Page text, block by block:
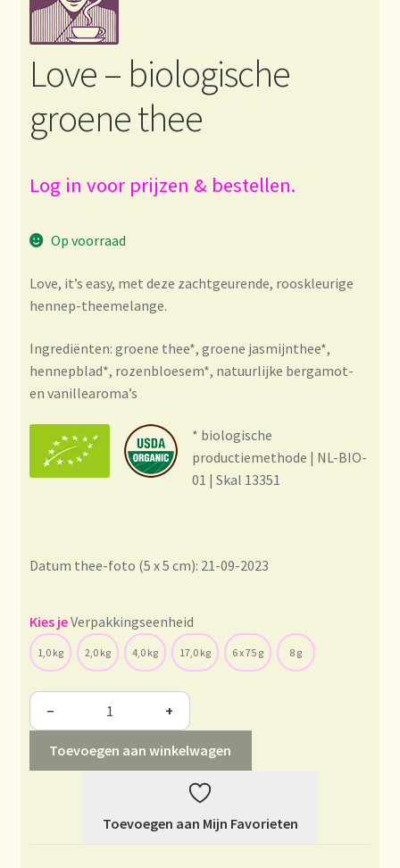
Bezahlung und Rabatte
Bienvenue dans notre commerce de gros de thé !
Bio-Zertifikate
Certificats biologiques
Commande et délai de livraison
Conditions générales
Contacto
Current price list
Déclaration de confidentialité
Love – biologische
groene thee
Log in voor prijzen & bestellen.
Op voorraad
Love, it’s easy, met deze zachtgeurende, rooskleurige
hennep-theemelange.
Ingrediënten: groene thee*, groene jasmijnthee*,
hennepblad*, rozenbloesem*, natuurlijke bergamot-
en vanillearoma’s
* biologische
productiemethode | NL-BIO-
01 | Skal 13351
Datum thee-foto (5 x 5 cm): 21-09-2023
Verpakkingseenheid
1,0 kg 2,0 kg 4,0 kg 17,0 kg 6 x 75 g 8 g
− +
Toevoegen aan winkelwagen
Toevoegen aan Mijn Favorieten